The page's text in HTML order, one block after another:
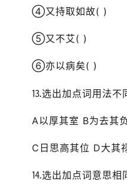
④又持取如故( )
⑤又不艾( )
⑥亦以病矣( )
⒔选出加点词用法不
A以厚其室 B为去其负
C日思高其位 D大其
⒕选出加点词意思相